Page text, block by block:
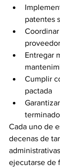
patentes
Entregar
Cumplir
pactada
terminado
Cada uno de
decenas de
ejecutarse de